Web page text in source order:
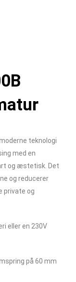
teknologi
med en
og æstetisk. Det
og reducerer
private og
eller en 230V
på 60 mm